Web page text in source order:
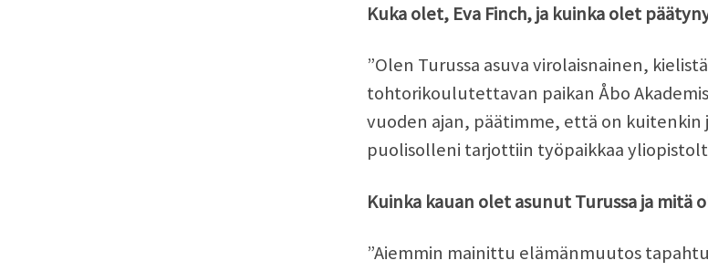
Kuka olet, Eva Finch, ja kuinka olet
”Olen Turussa asuva virolaisnainen,
tohtorikoulutettavan paikan Åbo
vuoden ajan, päätimme, että on kuitenkin
puolisolleni tarjottiin työpaikkaa
Kuinka kauan olet asunut Turussa ja mitä
”Aiemmin mainittu elämänmuutos